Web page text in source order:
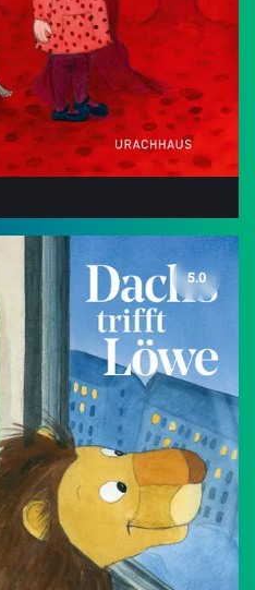
5.0